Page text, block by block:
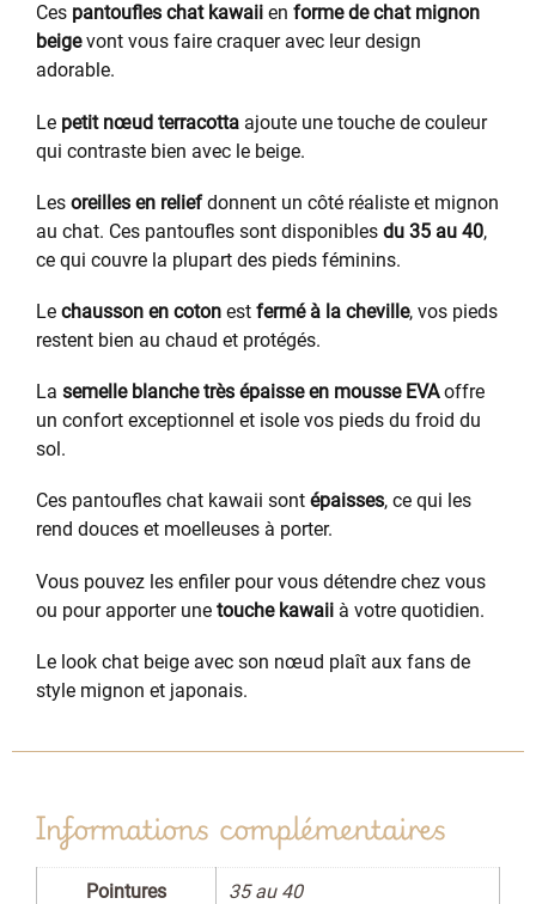
Ces pantoufles chat kawaii en forme de chat mignon
beigevont vous faire craquer avec leur design
adorable.
Le petit nœud terracotta ajoute une touche de couleur
qui contraste bien avec le beige.
Les oreilles en reliefdonnent un côté réaliste et mignon
au chat. Ces pantoufles sont disponibles du 35 au 40,
ce qui couvre la plupart des pieds féminins.
Le chausson en coton est fermé à la cheville, vos pieds
restent bien au chaud et protégés.
La semelle blanche très épaisse en mousse EVAoffre
un confort exceptionnel et isole vos pieds du froid du
sol.
Ces pantoufles chat kawaii sont épaisses, ce qui les
rend douces et moelleuses à porter.
Vous pouvez les enfiler pour vous détendre chez vous
ou pour apporter une touche kawaii à votre quotidien.
Le look chat beige avec son nœud plaît aux fans de
style mignon et japonais.
Informations complémentaires
Pointures 35 au 40